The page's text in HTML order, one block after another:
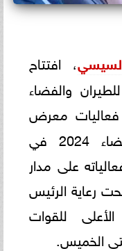
، افتتاح
والفضاء
معرض
مصر الدولي للطيران والفضاء 2024 في
على مدار
رعاية الرئيس
للقوات
الخميس.